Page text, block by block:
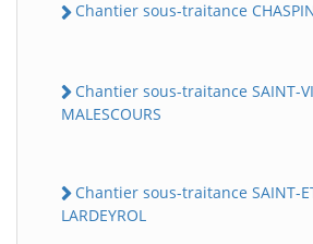
Chantier sous-traitance
Chantier sous-traitance SAINT-
MALESCOURS
Chantier sous-traitance SAINT-
LARDEYROL